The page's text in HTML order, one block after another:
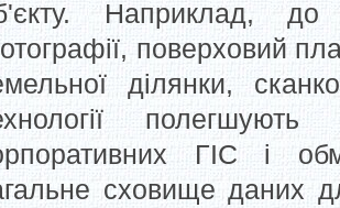
Наприклад,
поверховий
ділянки,
ГІС і
сховище даних